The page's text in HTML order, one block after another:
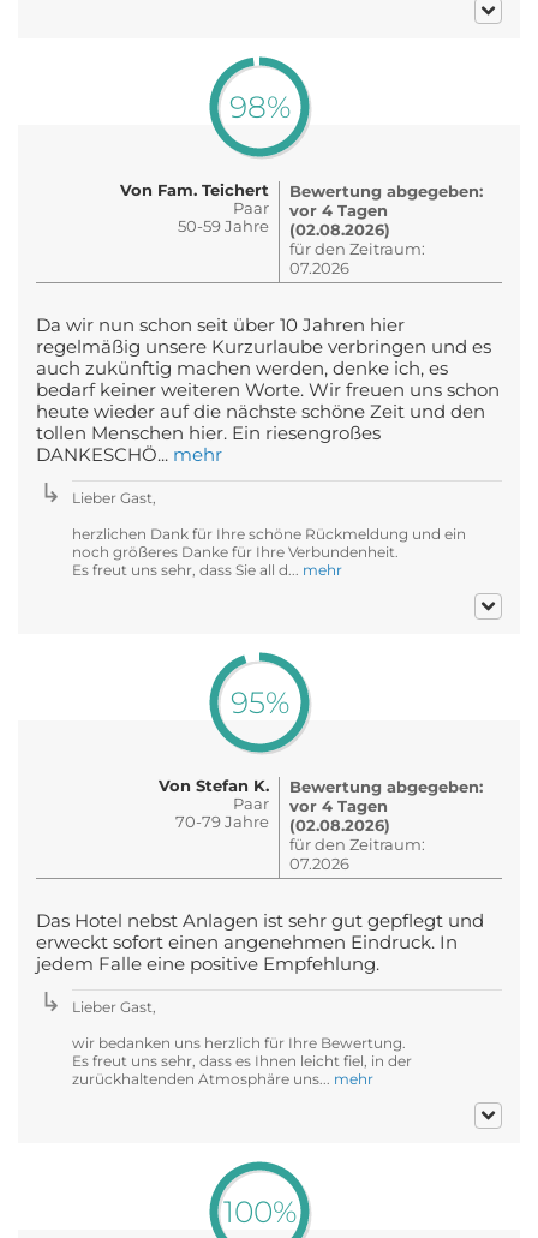
98%
Von Fam. Teichert
Paar
50-59 Jahre
Bewertung abgegeben:
vor 4 Tagen
(02.08.2026)
für den Zeitraum:
07.2026
Da wir nun schon seit über 10 Jahren hier
regelmäßig unsere Kurzurlaube verbringen und es
auch zukünftig machen werden, denke ich, es
bedarf keiner weiteren Worte. Wir freuen uns schon
heute wieder auf die nächste schöne Zeit und den
tollen Menschen hier. Ein riesengroßes
DANKESCHÖ... mehr
Lieber Gast,
herzlichen Dank für Ihre schöne Rückmeldung und ein
noch größeres Danke für Ihre Verbundenheit.
Es freut uns sehr, dass Sie all d... mehr
95%
Von Stefan K.
Paar
70-79 Jahre
Bewertung abgegeben:
vor 4 Tagen
(02.08.2026)
für den Zeitraum:
07.2026
Das Hotel nebst Anlagen ist sehr gut gepflegt und
erweckt sofort einen angenehmen Eindruck. In
jedem Falle eine positive Empfehlung.
Lieber Gast,
wir bedanken uns herzlich für Ihre Bewertung.
Es freut uns sehr, dass es Ihnen leicht fiel, in der
zurückhaltenden Atmosphäre uns... mehr
100%